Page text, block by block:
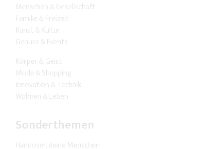
Menschen & Gesellschaft
Familie & Freizeit
Kunst & Kultur
Genuss & Events
Körper & Geist
Mode & Shopping
Innovation & Technik
Wohnen & Leben
Sonderthemen
Hannover, deine Menschen